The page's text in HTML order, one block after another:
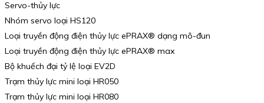
Servo-thủy lực
Nhóm servo loại HS120
Loại truyền động điện thủy lực ePRAX® dạng mô-đun
Loại truyền động điện thủy lực ePRAX® max
Bộ khuếch đại tỷ lệ loại EV2D
Trạm thủy lực mini loại HR050
Trạm thủy lực mini loại HR080